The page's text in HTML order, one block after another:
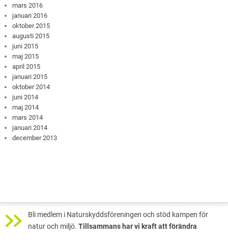
mars 2016
januari 2016
oktober 2015
augusti 2015
juni 2015
maj 2015
april 2015
januari 2015
oktober 2014
juni 2014
maj 2014
mars 2014
januari 2014
december 2013
Bli medlem i Naturskyddsföreningen och stöd kampen för
natur och miljö. Tillsammans har vi kraft att förändra